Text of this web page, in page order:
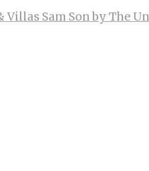
Villas Sam Son by The